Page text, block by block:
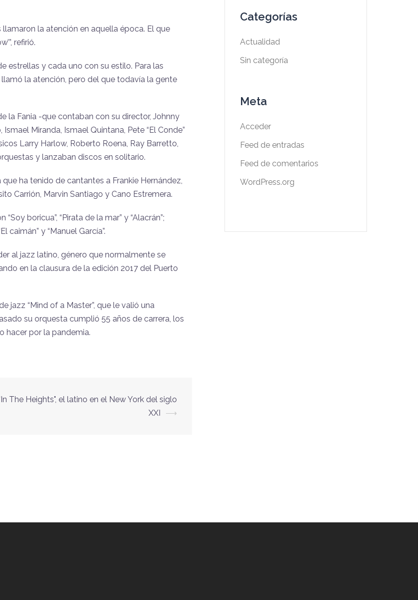
la atención en aquella época. El que
refirió.
estrellas y cada uno con su estilo. Para las
la atención, pero del que todavía la gente
la Fania -que contaban con su director, Johnny
Miranda, Ismael Quintana, Pete “El Conde”
Larry Harlow, Roberto Roena, Ray Barretto,
y lanzaban discos en solitario.
ha tenido de cantantes a Frankie Hernández,
Carrión, Marvin Santiago y Cano Estremera.
boricua”, “Pirata de la mar” y “Alacrán”;
caimán” y “Manuel García”.
al jazz latino, género que normalmente se
en la clausura de la edición 2017 del Puerto
jazz “Mind of a Master”, que le valió una
su orquesta cumplió 55 años de carrera, los
hacer por la pandemia.
The Heights", el latino en el New York del siglo
XXI
⟶
Categorías
Actualidad
Sin categoría
Meta
Acceder
Feed de entradas
Feed de comentarios
WordPress.org